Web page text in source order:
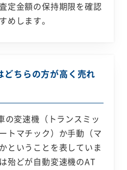
定金額の保持期限を確認
めします。
どちらの方が高く売れ
の変速機（トランスミッ
トマチック）か手動（マ
ということを表していま
殆どが自動変速機のAT